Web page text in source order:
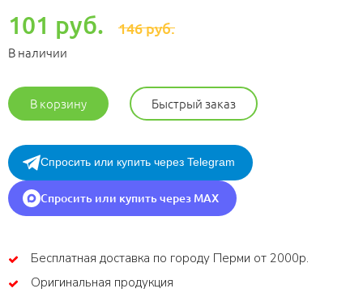
101 руб. 146 руб.
В наличии
В корзину Быстрый заказ
Спросить или купить через Telegram
Спросить или купить через MAX
Бесплатная доставка по городу Перми от 2000р.
Оригинальная продукция